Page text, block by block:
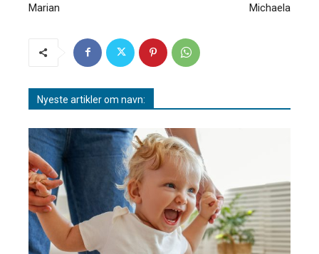
Marian Michaela
Nyeste artikler om navn: